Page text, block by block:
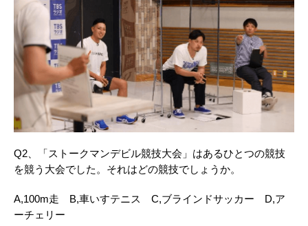
Q2、「ストークマンデビル競技大会」はあるひとつの競技
を競う大会でした。それはどの競技でしょうか。
A,100m走 B,車いすテニス C,ブラインドサッカー D,ア
ーチェリー